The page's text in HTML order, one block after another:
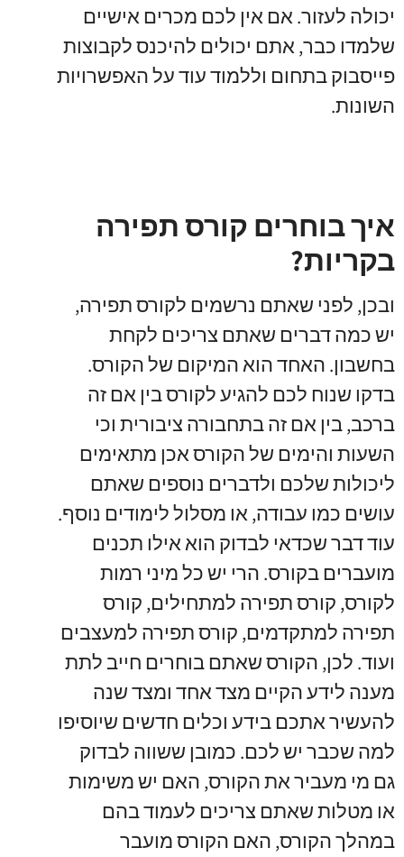
יכולה לעזור. אם אין לכם מכרים אישיים
שלמדו כבר, אתם יכולים להיכנס לקבוצות
פייסבוק בתחום וללמוד עוד על האפשרויות
השונות.
איך בוחרים קורס תפירה
בקריות?
ובכן, לפני שאתם נרשמים לקורס תפירה,
יש כמה דברים שאתם צריכים לקחת
בחשבון. האחד הוא המיקום של הקורס.
בדקו שנוח לכם להגיע לקורס בין אם זה
ברכב, בין אם זה בתחבורה ציבורית וכי
השעות והימים של הקורס אכן מתאימים
ליכולות שלכם ולדברים נוספים שאתם
עושים כמו עבודה, או מסלול לימודים נוסף.
עוד דבר שכדאי לבדוק הוא אילו תכנים
מועברים בקורס. הרי יש כל מיני רמות
לקורס, קורס תפירה למתחילים, קורס
תפירה למתקדמים, קורס תפירה למעצבים
ועוד. לכן, הקורס שאתם בוחרים חייב לתת
מענה לידע הקיים מצד אחד ומצד שנה
להעשיר אתכם בידע וכלים חדשים שיוסיפו
למה שכבר יש לכם. כמובן ששווה לבדוק
גם מי מעביר את הקורס, האם יש משימות
או מטלות שאתם צריכים לעמוד בהם
במהלך הקורס, האם הקורס מועבר